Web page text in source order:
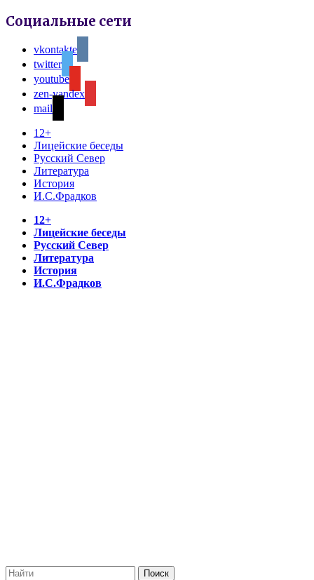
Социальные сети
vkontakte
twitter
youtube
zen-yandex
mail
12+
Лицейские беседы
Русский Север
Литература
История
И.С.Фрадков
12+
Лицейские беседы
Русский Север
Литература
История
И.С.Фрадков